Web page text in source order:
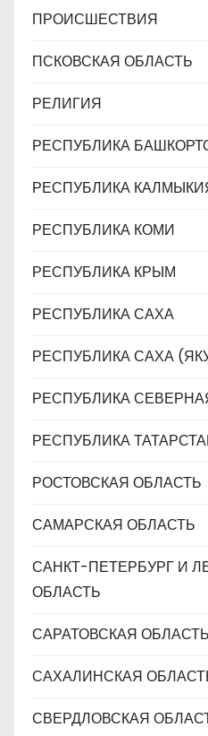
ПРОИСШЕСТВИЯ
ПСКОВСКАЯ ОБЛАСТЬ
РЕЛИГИЯ
РЕСПУБЛИКА
РЕСПУБЛИКА
РЕСПУБЛИКА КОМИ
РЕСПУБЛИКА КРЫМ
РЕСПУБЛИКА САХА
РЕСПУБЛИКА САХА
РЕСПУБЛИКА
РЕСПУБЛИКА
РОСТОВСКАЯ ОБЛАСТЬ
САМАРСКАЯ ОБЛАСТЬ
САНКТ-ПЕТЕРБУРГ И
ОБЛАСТЬ
САРАТОВСКАЯ ОБЛАСТЬ
САХАЛИНСКАЯ
СВЕРДЛОВСКАЯ